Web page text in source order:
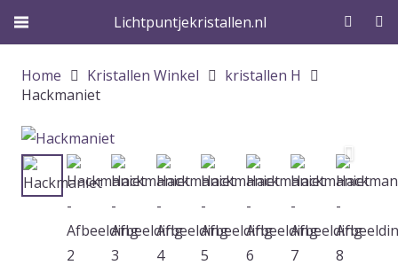
Lichtpuntjekristallen.nl
Home Kristallen Winkel
kristallen H
Hackmaniet